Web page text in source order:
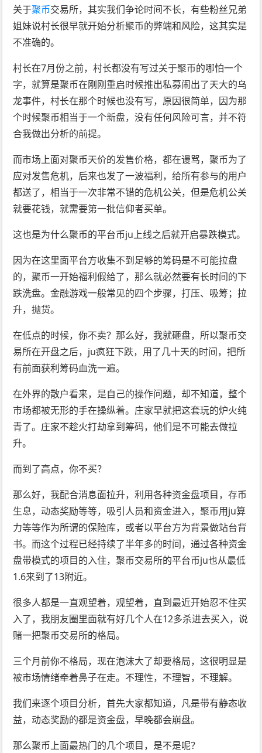
关于聚币交易所，其实我们争论时间不长，有些粉丝兄弟
姐妹说村长很早就开始分析聚币的弊端和风险，这其实是
不准确的。
村长在7月份之前，村长都没有写过关于聚币的哪怕一个
字，就算是聚币在刚刚重启时候推出私募闹出了天大的乌
龙事件，村长在那个时候也没有写，原因很简单，因为那
个时候聚币相当于一个新盘，没有任何风险可言，并不符
合我做出分析的前提。
而市场上面对聚币天价的发售价格，都在谩骂，聚币为了
应对发售危机，后来也发了一波福利，给所有参与的用户
都送了，相当于一次非常不错的危机公关，但是危机公关
就要花钱，就需要第一批信仰者买单。
这也是为什么聚币的平台币ju上线之后就开启暴跌模式。
因为在这里面平台方收集不到足够的筹码是不可能拉盘
的，聚币一开始福利假给了，那么就必然要有长时间的下
跌洗盘。金融游戏一般常见的四个步骤，打压、吸筹；拉
升，抛货。
在低点的时候，你不卖？那么好，我就砸盘，所以聚币交
易所在开盘之后，ju疯狂下跌，用了几十天的时间，把所
有前面获利筹码血洗一遍。
在外界的散户看来，是自己的操作问题，却不知道，整个
市场都被无形的手在操纵着。庄家早就把这套玩的炉火纯
青了。庄家不趁火打劫拿到筹码，他们是不可能去做拉
升。
而到了高点，你不买？
那么好，我配合消息面拉升，利用各种资金盘项目，存币
生息，动态奖励等等，吸引人员和资金进入，聚币用ju算
力等等作为所谓的保险库，或者以平台方为背景做站台背
书。而这个过程已经持续了半年多的时间，通过各种资金
盘带模式的项目的入住，聚币交易所的平台币ju也从最低
1.6来到了13附近。
很多人都是一直观望着，观望着，直到最近开始忍不住买
入了，我朋友圈里面就有好几个人在12多杀进去买入，说
赌一把聚币交易所的格局。
三个月前你不格局，现在泡沫大了却要格局，这很明显是
被市场情绪牵着鼻子在走。不理性，不理智，不理解。
我们来逐个项目分析，首先大家都知道，凡是带有静态收
益，动态奖励的都是资金盘，早晚都会崩盘。
那么聚币上面最热门的几个项目，是不是呢？